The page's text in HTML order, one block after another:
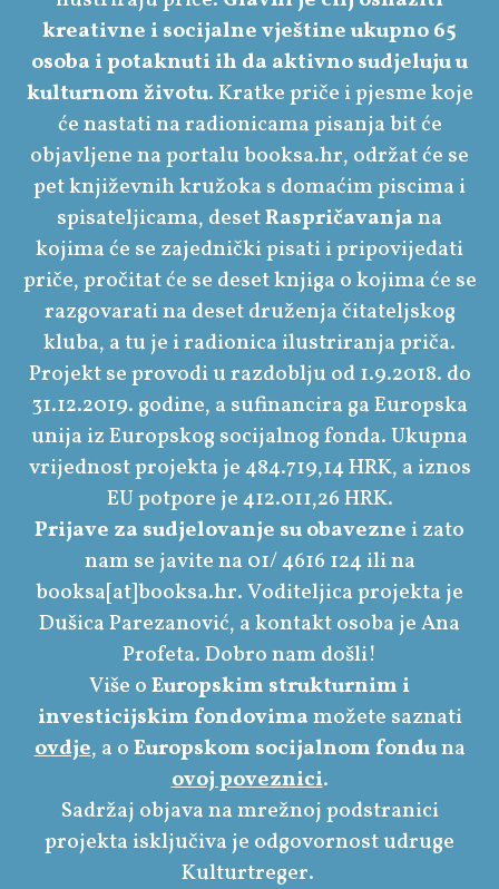
kreativne i socijalne vještine ukupno 65
osoba i potaknuti ih da aktivno sudjeluju u
kulturnom životu. Kratke priče i pjesme koje
će nastati na radionicama pisanja bit će
objavljene na portalu booksa.hr, održat će se
pet književnih kružoka s domaćim piscima i
spisateljicama, desetRaspričavanjana
kojima će se zajednički pisati i pripovijedati
priče, pročitat će se deset knjiga o kojima će se
razgovarati na deset druženja čitateljskog
kluba, a tu je i radionica ilustriranja priča.
Projekt se provodi u razdoblju od 1.9.2018. do
31.12.2019. godine, a sufinancira ga Europska
unija iz Europskog socijalnog fonda. Ukupna
vrijednost projekta je 484.719,14 HRK, a iznos
EU potpore je 412.011,26 HRK.
Prijave za sudjelovanje su obavezne i zato
nam se javite na 01/ 4616 124 ili na
booksa[at]booksa.hr. Voditeljica projekta je
Dušica Parezanović, a kontakt osoba je Ana
Profeta. Dobro nam došli!
Više oEuropskim strukturnim i
investicijskim fondovimamožete saznati
ovdje, a oEuropskom socijalnom fonduna
ovoj poveznici.
Sadržaj objava na mrežnoj podstranici
projekta isključiva je odgovornost udruge
Kulturtreger.